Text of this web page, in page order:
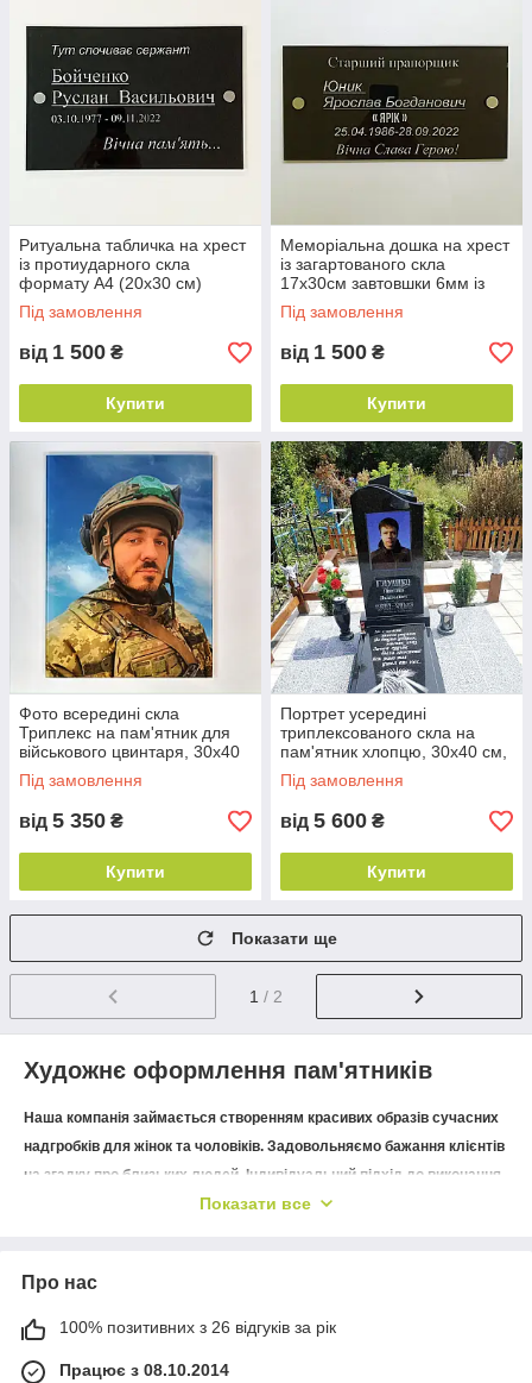
Ритуальна табличка на хрест
із протиударного скла
формату А4 (20х30 см)
товщиною 6 мм із
кріпленнями
Під замовлення
від 1 500 ₴
Купити
Меморіальна дошка на хрест
із загартованого скла
17х30см завтовшки 6мм із
кріпленнями
Під замовлення
від 1 500 ₴
Купити
Фото всередині скла
Триплекс на пам'ятник для
військового цвинтаря, 30х40
см, товщина 8 мм (4+4)
Під замовлення
від 5 350 ₴
Купити
Портрет усередині
триплексованого скла на
пам'ятник хлопцю, 30х40 см,
товщина 12 мм (6+6)
Під замовлення
від 5 600 ₴
Купити
Показати ще
1 / 2
Художнє оформлення пам'ятників
Наша компанія займається створенням красивих образів сучасних
надгробків для жінок та чоловіків. Задовольняємо бажання клієнтів
на згадку про близьких людей. Індивідуальний підхід до виконання
широкоформатному верстаті. Важливу роль відіграє
Показати все
Про нас
100% позитивних з 26 відгуків за рік
Працює з 08.10.2014